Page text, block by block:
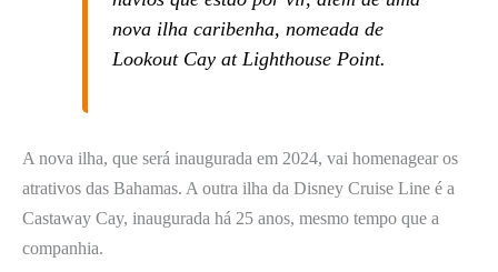
nova ilha caribenha, nomeada de
Lookout Cay at Lighthouse Point.
A nova ilha, que será inaugurada em 2024, vai homenagear os
atrativos das Bahamas. A outra ilha da Disney Cruise Line é a
Castaway Cay, inaugurada há 25 anos, mesmo tempo que a
companhia.